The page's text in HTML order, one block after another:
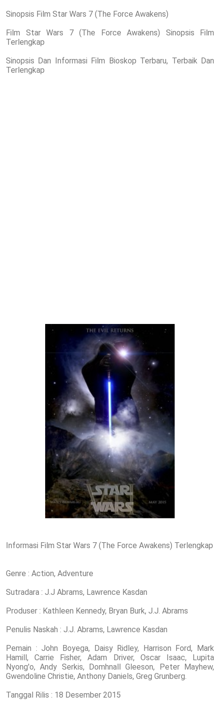
Sinopsis Film Star Wars 7 (The Force Awakens)
Film Star Wars 7 (The Force Awakens) Sinopsis Film
Terlengkap
Sinopsis Dan Informasi Film Bioskop Terbaru, Terbaik Dan
Terlengkap
Informasi Film Star Wars 7 (The Force Awakens) Terlengkap
Genre : Action, Adventure
Sutradara : J.J Abrams, Lawrence Kasdan
Produser : Kathleen Kennedy, Bryan Burk, J.J. Abrams
Penulis Naskah : J.J. Abrams, Lawrence Kasdan
Pemain : John Boyega, Daisy Ridley, Harrison Ford, Mark
Hamill, Carrie Fisher, Adam Driver, Oscar Isaac, Lupita
Nyong'o, Andy Serkis, Domhnall Gleeson, Peter Mayhew,
Gwendoline Christie, Anthony Daniels, Greg Grunberg.
Tanggal Rilis : 18 Desember 2015